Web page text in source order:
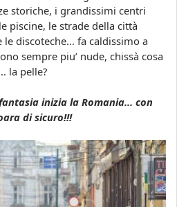
storiche, i grandissimi centri
piscine, le strade della città
discoteche... fa caldissimo a
sempre piu’ nude, chissà cosa
la pelle?
inizia la Romania... con
di sicuro!!!